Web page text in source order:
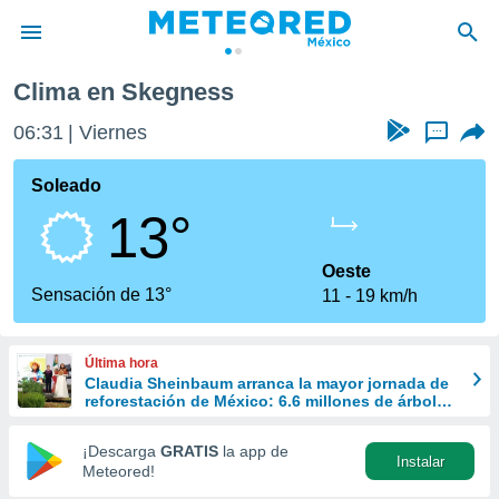
de
ha sido
calidad.
a este
las
y
forma
digital
basada
Clima en Skegness
06:31 Viernes ...
Soleado
13°
Sensación de 13°
Oeste
11
19 km/h
Última hora
Claudia Sheinbaum arranca la mayor jornada de
reforestación de México: 6.6 millones de árboles
¡Descarga GRATIS la app de
Meteored!
Instalar